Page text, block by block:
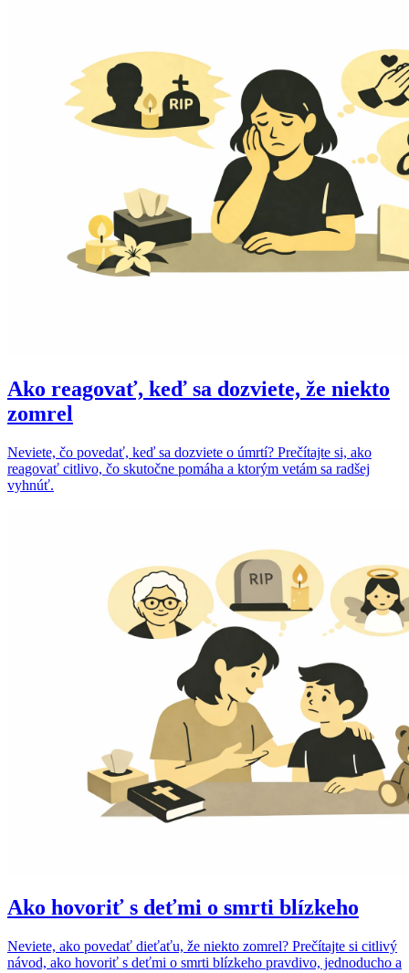
Ako reagovať, keď sa dozviete, že niekto
zomrel
Neviete, čo povedať, keď sa dozviete o úmrtí? Prečítajte si, ako
reagovať citlivo, čo skutočne pomáha a ktorým vetám sa radšej
vyhnúť.
Ako hovoriť s deťmi o smrti blízkeho
Neviete, ako povedať dieťaťu, že niekto zomrel? Prečítajte si citlivý
návod, ako hovoriť s deťmi o smrti blízkeho pravdivo, jednoducho a